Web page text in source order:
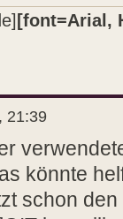
[font=Arial,
21:39
könnte
schon